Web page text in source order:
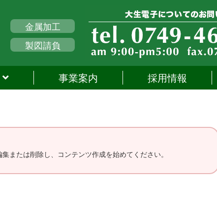
金属加工
製図請負
事業案内 採用情報
または削除し、コンテンツ作成を始めてください。